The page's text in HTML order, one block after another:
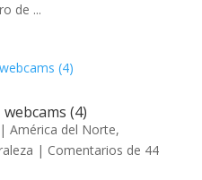
de ...
(4)
| América del Norte,
| Comentarios de 44